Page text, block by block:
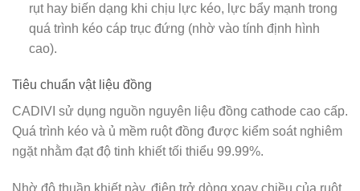
rụt hay biến dạng khi chịu lực kéo, lực bẩy mạnh trong
quá trình kéo cáp trục đứng (nhờ vào tính định hình
cao).
Tiêu chuẩn vật liệu đồng
CADIVI sử dụng nguồn nguyên liệu đồng cathode cao cấp.
Quá trình kéo và ủ mềm ruột đồng được kiểm soát nghiêm
ngặt nhằm đạt độ tinh khiết tối thiểu 99.99%.